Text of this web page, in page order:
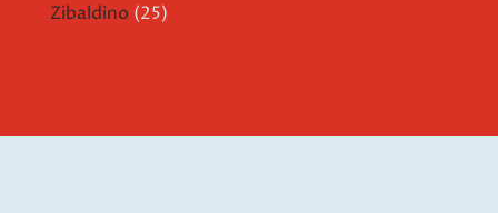
Zibaldino (25)